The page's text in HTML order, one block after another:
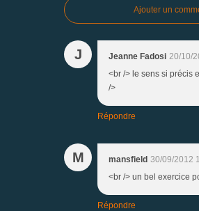
Ajouter un
J Jeanne Fadosi 20/10/
<br /> le sens si précis
/>
Répondre
M mansfield 30/09/2012
<br /> un bel exercice
Répondre